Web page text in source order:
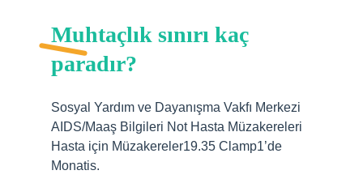
Muhtaçlık sınırı kaç
paradır?
Sosyal Yardım ve Dayanışma Vakfı Merkezi
AIDS/Maaş Bilgileri Not Hasta Müzakereleri
Hasta için Müzakereler19.35 Clamp1’de
Monatis.